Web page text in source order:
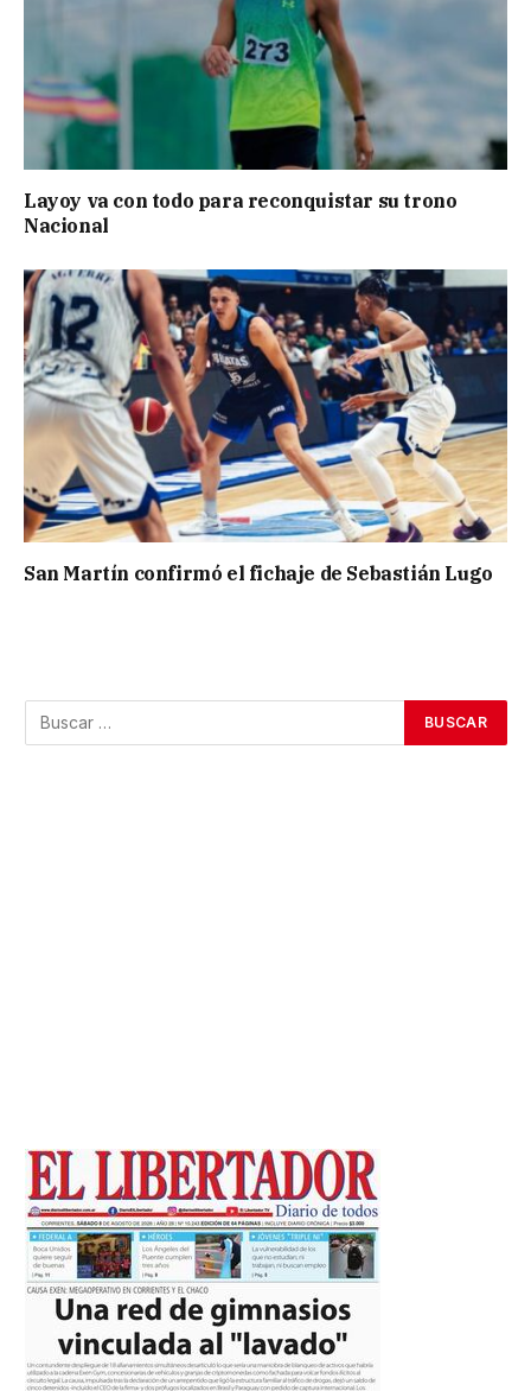
Layoy va con todo para reconquistar su trono
Nacional
San Martín confirmó el fichaje de Sebastián Lugo